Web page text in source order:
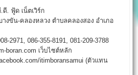
ฟู้ด เน็ตเวิร์ก
น-คลองหลวง ตำบลคลองสอง อำเภอ
086-355-8191, 081-209-3788
เว็บไซต์หลัก
itimboransamui (ตัวแทน